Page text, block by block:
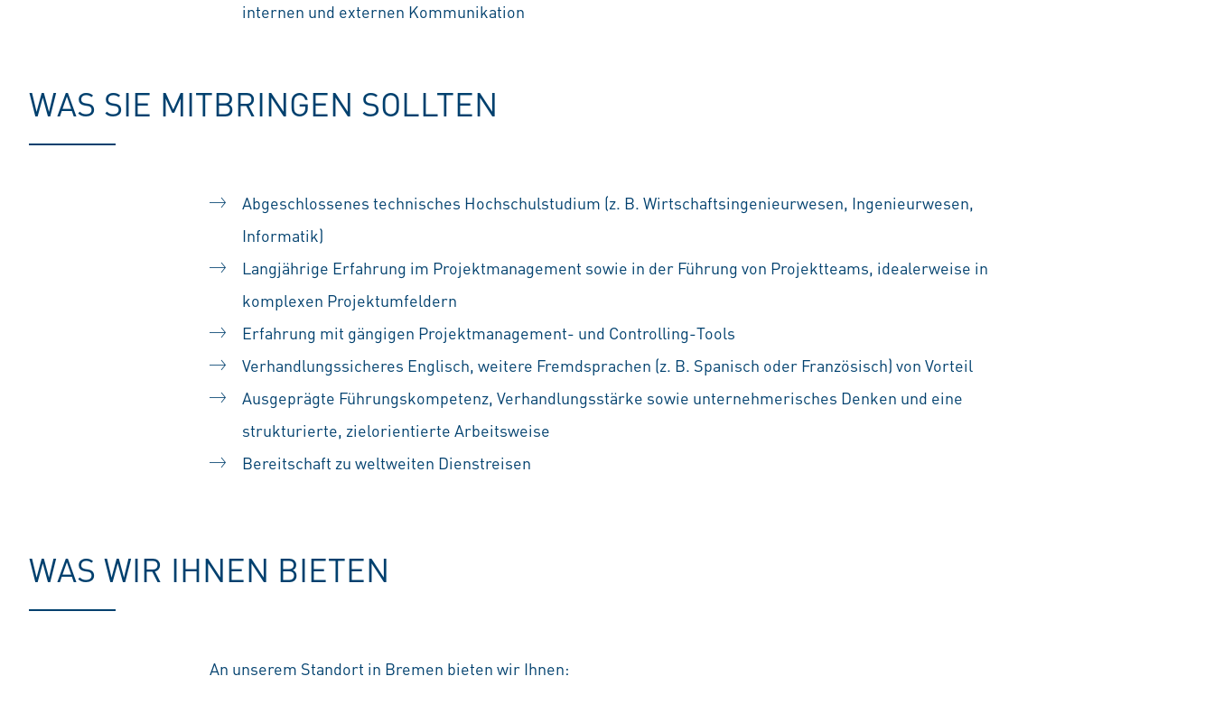
internen und externen Kommunikation
WAS SIE MITBRINGEN SOLLTEN
Abgeschlossenes technisches Hochschulstudium (z. B. Wirtschaftsingenieurwesen, Ingenieurwesen,
Informatik)
Langjährige Erfahrung im Projektmanagement sowie in der Führung von Projektteams, idealerweise in
komplexen Projektumfeldern
Erfahrung mit gängigen Projektmanagement- und Controlling-Tools
Verhandlungssicheres Englisch, weitere Fremdsprachen (z. B. Spanisch oder Französisch) von Vorteil
Ausgeprägte Führungskompetenz, Verhandlungsstärke sowie unternehmerisches Denken und eine
strukturierte, zielorientierte Arbeitsweise
Bereitschaft zu weltweiten Dienstreisen
WAS WIR IHNEN BIETEN
An unserem Standort in Bremen bieten wir Ihnen: